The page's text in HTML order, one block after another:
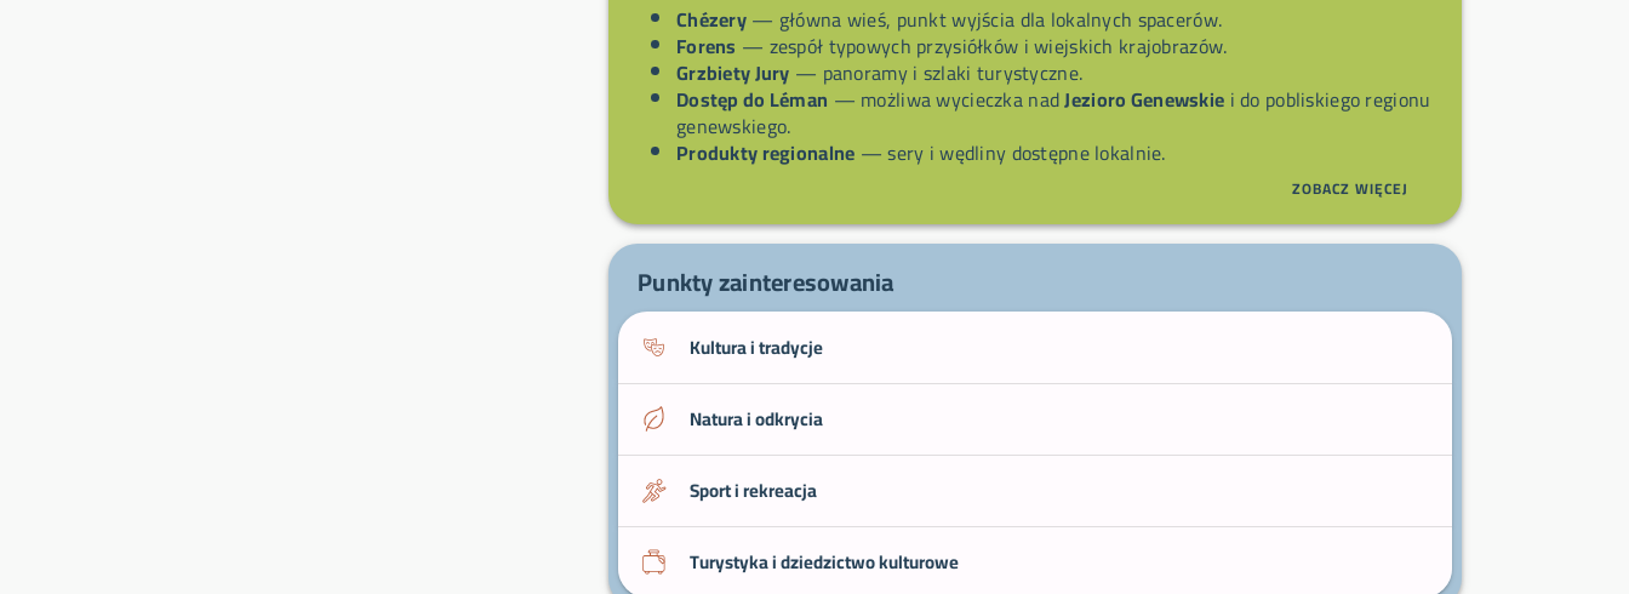
Chézery— główna wieś, punkt wyjścia dla lokalnych spacerów.
Forens — zespół typowych przysiółków i wiejskich krajobrazów.
Grzbiety Jury — panoramy i szlaki turystyczne.
Dostęp do Léman — możliwa wycieczka nadJezioro Genewskie i do pobliskiego regionu
genewskiego.
Produkty regionalne — sery i wędliny dostępne lokalnie.
ZOBACZ WIĘCEJ
Punkty zainteresowania
Kultura i tradycje
Natura i odkrycia
Sport i rekreacja
Turystyka i dziedzictwo kulturowe